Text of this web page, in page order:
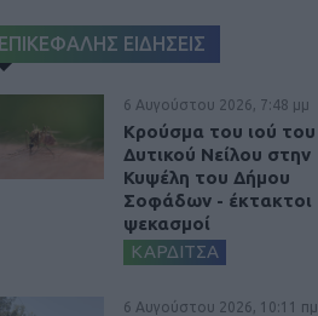
ΕΠΙΚΕΦΑΛΗΣ ΕΙΔΗΣΕΙΣ
6 Αυγούστου 2026, 7:48 μμ
Κρούσμα του ιού του
Δυτικού Νείλου στην
Κυψέλη του Δήμου
Σοφάδων - έκτακτοι
ψεκασμοί
ΚΑΡΔΙΤΣΑ
6 Αυγούστου 2026, 10:11 πμ